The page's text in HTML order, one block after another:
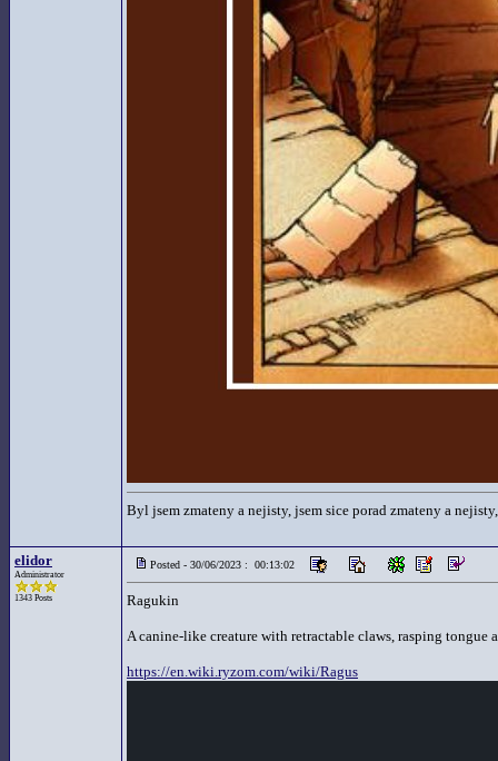
Byl jsem zmateny a nejisty, jsem sice porad zmateny a
elidor
Administrator
1343 Posts
Posted - 30/06/2023 : 00:13:02
Ragukin
A canine-like creature with retractable claws, rasping
https://en.wiki.ryzom.com/wiki/Ragus